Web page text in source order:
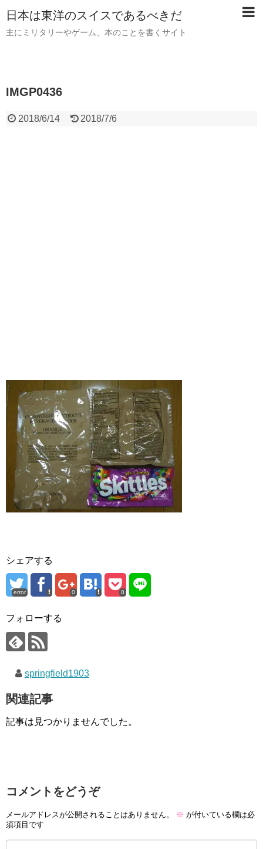
日本は東洋のスイスであるべきだ
主にミリタリーやゲーム、本のことを書くサイト
IMGP0436
2018/6/14 2018/7/6
シェアする
error 0 0
フォローする
springfield1903
関連記事
記事は見つかりませんでした。
コメントをどうぞ
メールアドレスが公開されることはありません。 ※ が付いている欄は必
須項目です